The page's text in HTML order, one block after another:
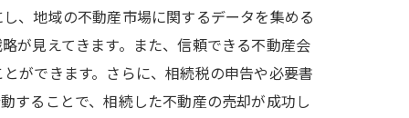
、地域の不動産市場に関するデータを集める
が見えてきます。また、信頼できる不動産会
ができます。さらに、相続税の申告や必要書
することで、相続した不動産の売却が成功し